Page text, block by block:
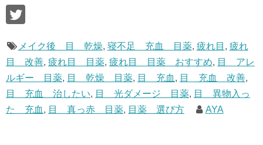
メイク後 目 乾燥, 寝不足 充血 目薬, 疲れ目 , 疲れ
目 改善, 疲れ目 目薬, 疲れ目 目薬 おすすめ, 目 アレ
ルギー 目薬, 目 乾燥 目薬, 目 充血 , 目 充血 改善,
目 充血 治したい, 目 光ダメージ 目薬, 目 異物入っ
た 充血 , 目 真っ赤 目薬, 目薬 選び方 AYA